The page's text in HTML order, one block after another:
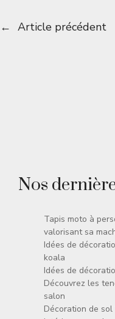
← Article précédent
Nos
Tapis moto à
valorisant sa
Idées de
koala
Idées de
Découvrez les
salon
Décoration de